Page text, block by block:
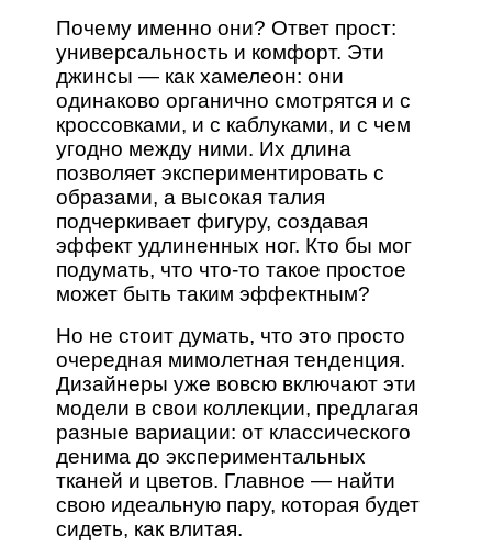
Почему именно они? Ответ прост:
универсальность и комфорт. Эти
джинсы — как хамелеон: они
одинаково органично смотрятся и с
кроссовками, и с каблуками, и с чем
угодно между ними. Их длина
позволяет экспериментировать с
образами, а высокая талия
подчеркивает фигуру, создавая
эффект удлиненных ног. Кто бы мог
подумать, что что-то такое простое
может быть таким эффектным?
Но не стоит думать, что это просто
очередная мимолетная тенденция.
Дизайнеры уже вовсю включают эти
модели в свои коллекции, предлагая
разные вариации: от классического
денима до экспериментальных
тканей и цветов. Главное — найти
свою идеальную пару, которая будет
сидеть, как влитая.